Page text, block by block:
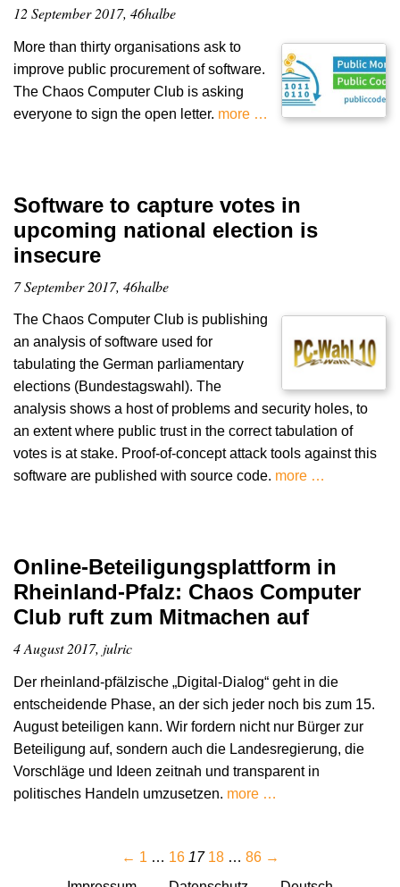
12 September 2017, 46halbe
More than thirty organisations ask to
improve public procurement of software.
The Chaos Computer Club is asking
everyone to sign the open letter. more …
Software to capture votes in
upcoming national election is
insecure
7 September 2017, 46halbe
The Chaos Computer Club is publishing
an analysis of software used for
tabulating the German parliamentary
elections (Bundestagswahl). The
analysis shows a host of problems and security holes, to
an extent where public trust in the correct tabulation of
votes is at stake. Proof-of-concept attack tools against this
software are published with source code. more …
Online-Beteiligungsplattform in
Rheinland-Pfalz: Chaos Computer
Club ruft zum Mitmachen auf
4 August 2017, julric
Der rheinland-pfälzische „Digital-Dialog“ geht in die
entscheidende Phase, an der sich jeder noch bis zum 15.
August beteiligen kann. Wir fordern nicht nur Bürger zur
Beteiligung auf, sondern auch die Landesregierung, die
Vorschläge und Ideen zeitnah und transparent in
politisches Handeln umzusetzen. more …
← 1 … 16 17 18 … 86 →